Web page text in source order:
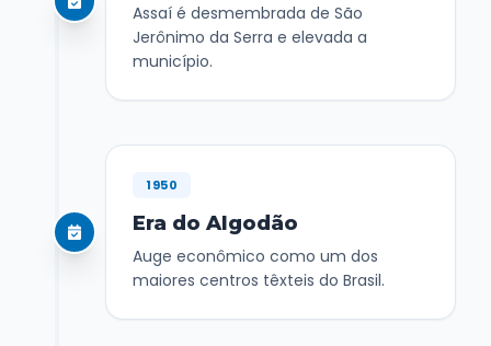
Assaí é desmembrada de São
Jerônimo da Serra e elevada a
município.
1950
Era do Algodão
Auge econômico como um dos
maiores centros têxteis do Brasil.